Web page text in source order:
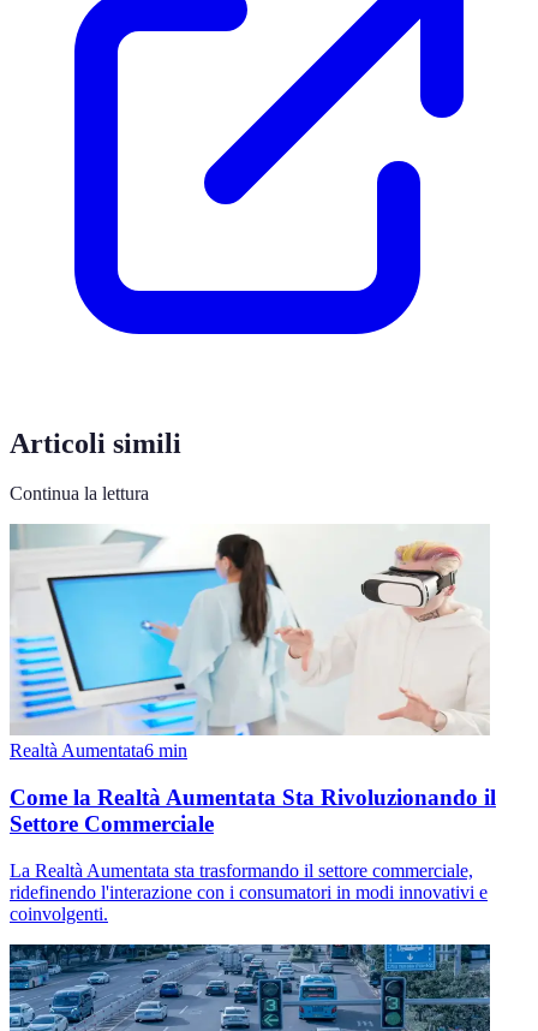
Articoli simili
Continua la lettura
Realtà Aumentata6 min
Come la Realtà Aumentata Sta Rivoluzionando il
Settore Commerciale
La Realtà Aumentata sta trasformando il settore commerciale,
ridefinendo l'interazione con i consumatori in modi innovativi e
coinvolgenti.